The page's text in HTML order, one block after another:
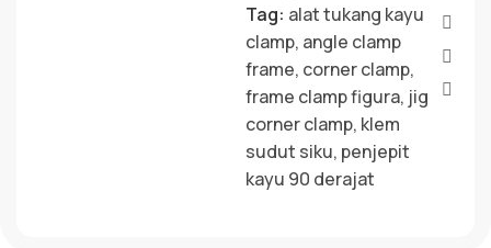
Tag: alat tukang kayu
clamp, angle clamp
frame, corner clamp,
frame clamp figura, jig
corner clamp, klem
sudut siku, penjepit
kayu 90 derajat